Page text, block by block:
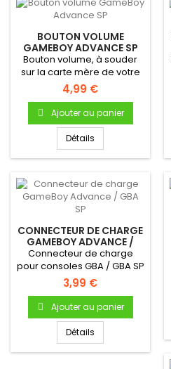
BOUTON VOLUME
GAMEBOY ADVANCE SP
Bouton volume, à souder
sur la carte mère de votre
GBA SP
4,99 €
Ajouter au panier
Détails
CONNECTEUR DE CHARGE
GAMEBOY ADVANCE /
GBA SP
Connecteur de charge
pour consoles GBA / GBA SP
3,99 €
Ajouter au panier
Détails